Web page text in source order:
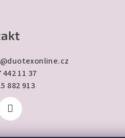
@duotexonline.cz
442 11 37
882 913